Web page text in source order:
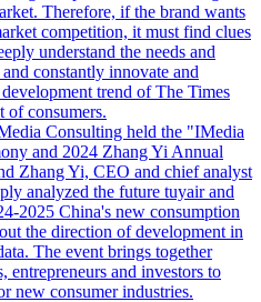
Therefore, if the brand wants
competition, it must find clues
understand the needs and
constantly innovate and
trend of The Times
of consumers.
Consulting held the "IMedia
and 2024 Zhang Yi Annual
Zhang Yi, CEO and chief analyst
analyzed the future tuyair and
2025 China's new consumption
the direction of development in
The event brings together
entrepreneurs and investors to
new consumer industries.